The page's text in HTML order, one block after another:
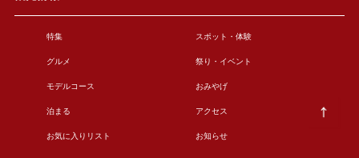
特集 スポット・体験
グルメ 祭り・イベント
モデルコース おみやげ
泊まる アクセス
お気に入りリスト お知らせ